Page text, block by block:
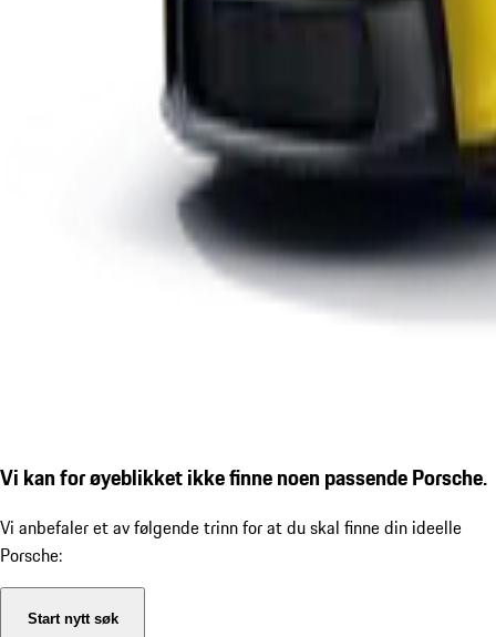
Vi kan for øyeblikket ikke finne noen passende Porsche.
Vi anbefaler et av følgende trinn for at du skal finne din ideelle
Porsche:
Start nytt søk